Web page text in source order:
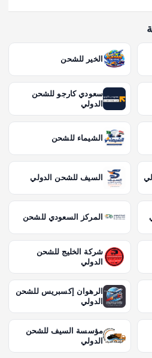
الخير للشحن
سعودي كارجو للشحن
الدولي
الشيماء للشحن
السيف للشحن الدولي
المركز السعودي للشحن
شركة الخليج للشحن
الدولي
الرهوان إكسبريس للشحن
الدولي
مؤسسة السيف للشحن
الدولي